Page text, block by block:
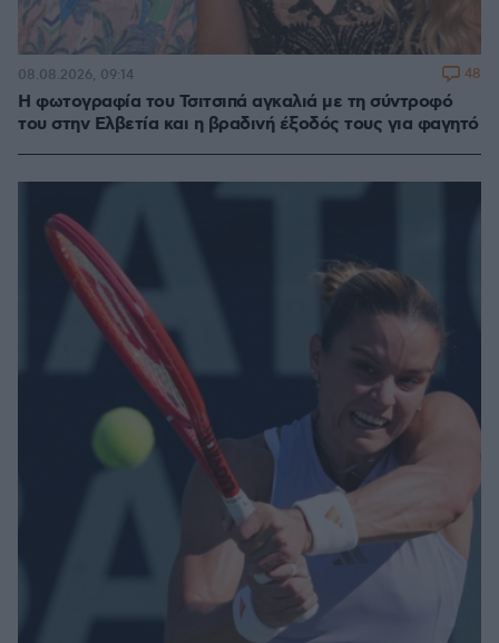
Η φωτογραφία του Τσιτσιπά αγκαλιά με τη σύντροφό
του στην Ελβετία και η βραδινή έξοδός τους για φαγητό
08.08.2026, 09:14 48